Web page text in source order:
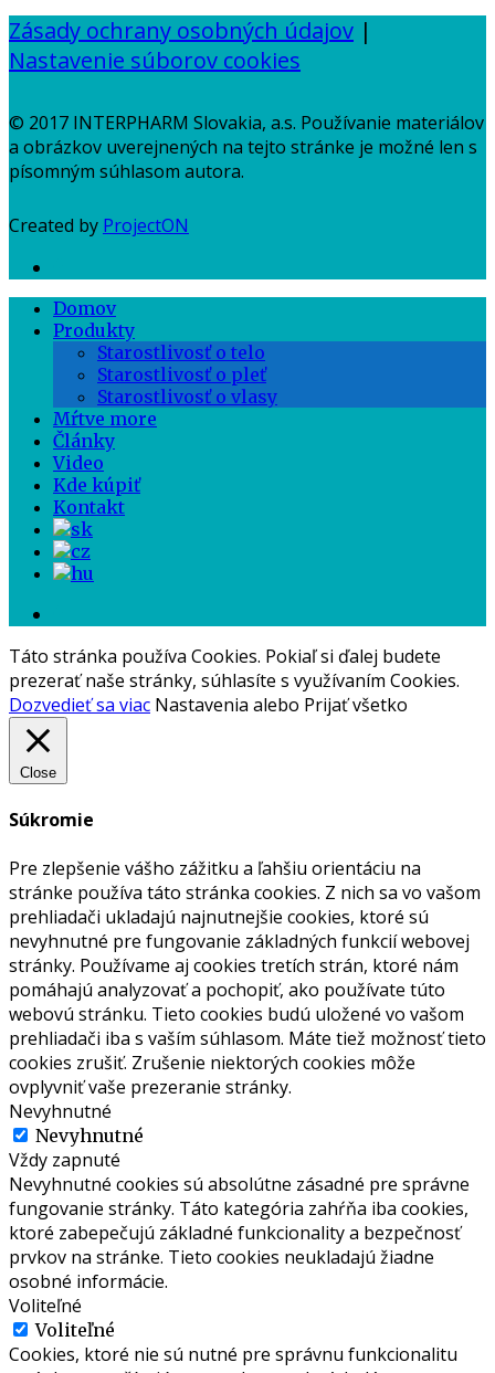
Zásady ochrany osobných údajov |
Nastavenie súborov cookies
© 2017 INTERPHARM Slovakia, a.s. Používanie materiálov
a obrázkov uverejnených na tejto stránke je možné len s
písomným súhlasom autora.
Created by ProjectON
Domov
Produkty
Starostlivosť o telo
Starostlivosť o pleť
Starostlivosť o vlasy
Mŕtve more
Články
Video
Kde kúpiť
Kontakt
Táto stránka používa Cookies. Pokiaľ si ďalej budete
prezerať naše stránky, súhlasíte s využívaním Cookies.
Dozvedieť sa viac Nastavenia alebo Prijať všetko
Close
Súkromie
Pre zlepšenie vášho zážitku a ľahšiu orientáciu na
stránke používa táto stránka cookies. Z nich sa vo vašom
prehliadači ukladajú najnutnejšie cookies, ktoré sú
nevyhnutné pre fungovanie základných funkcií webovej
stránky. Používame aj cookies tretích strán, ktoré nám
pomáhajú analyzovať a pochopiť, ako používate túto
webovú stránku. Tieto cookies budú uložené vo vašom
prehliadači iba s vaším súhlasom. Máte tiež možnosť tieto
cookies zrušiť. Zrušenie niektorých cookies môže
ovplyvniť vaše prezeranie stránky.
Nevyhnutné
Nevyhnutné
Vždy zapnuté
Nevyhnutné cookies sú absolútne zásadné pre správne
fungovanie stránky. Táto kategória zahŕňa iba cookies,
ktoré zabepečujú základné funkcionality a bezpečnosť
prvkov na stránke. Tieto cookies neukladajú žiadne
osobné informácie.
Voliteľné
Voliteľné
Cookies, ktoré nie sú nutné pre správnu funkcionalitu